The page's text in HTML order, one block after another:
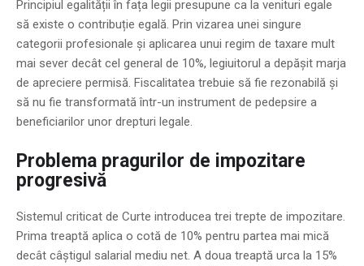
Principiul egalității în fața legii presupune ca la venituri egale
să existe o contribuție egală. Prin vizarea unei singure
categorii profesionale și aplicarea unui regim de taxare mult
mai sever decât cel general de 10%, legiuitorul a depășit marja
de apreciere permisă. Fiscalitatea trebuie să fie rezonabilă și
să nu fie transformată într-un instrument de pedepsire a
beneficiarilor unor drepturi legale.
Problema pragurilor de impozitare
progresivă
Sistemul criticat de Curte introducea trei trepte de impozitare.
Prima treaptă aplica o cotă de 10% pentru partea mai mică
decât câștigul salarial mediu net. A doua treaptă urca la 15%